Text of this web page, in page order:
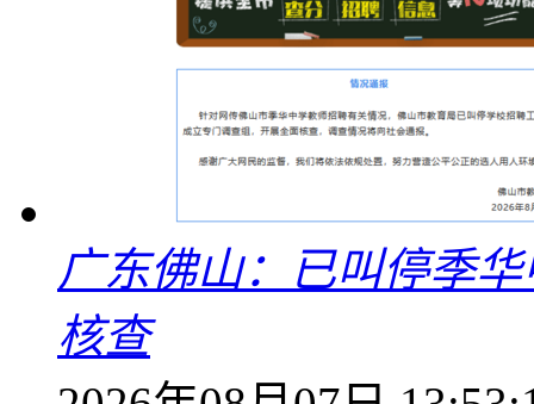
广东佛山：已叫停季
核查